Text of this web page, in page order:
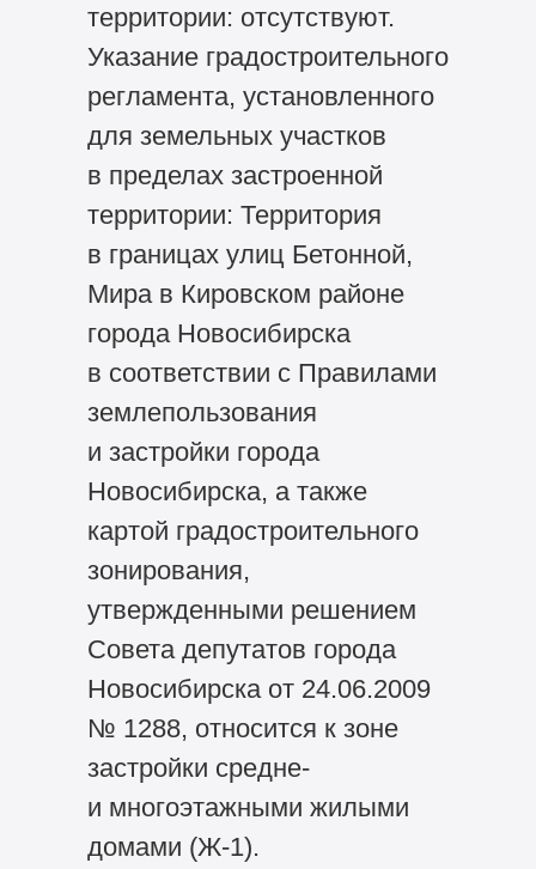
территории: отсутствуют.
Указание градостроительного
регламента, установленного
для земельных участков
в пределах застроенной
территории: Территория
в границах улиц Бетонной,
Мира в Кировском районе
города Новосибирска
в соответствии с Правилами
землепользования
и застройки города
Новосибирска, а также
картой градостроительного
зонирования,
утвержденными решением
Совета депутатов города
Новосибирска от 24.06.2009
№ 1288, относится к зоне
застройки средне-
и многоэтажными жилыми
домами (Ж-1).